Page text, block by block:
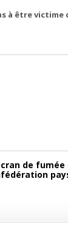
à être
de fumée